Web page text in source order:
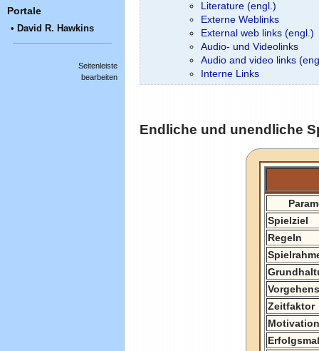
Portale
• David R. Hawkins
Seitenleiste
bearbeiten
Literature (engl.)
Externe Weblinks
External web links (engl.)
Audio- und Videolinks
Audio and video links
Interne Links
Endliche und unendliche
Spielziel
Regeln
Zeitfaktor
Motivation